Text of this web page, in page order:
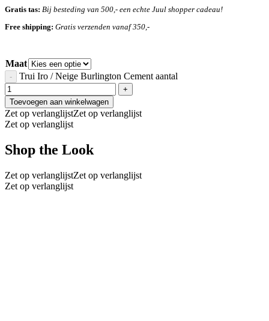
Gratis tas: Bij besteding van 500,- een echte Juul shopper cadeau!
Free shipping: Gratis verzenden vanaf 350,-
Maat
Trui Iro / Neige Burlington Cement aantal
Toevoegen aan winkelwagen
Zet op verlanglijstZet op verlanglijst
Zet op verlanglijst
Shop the Look
Zet op verlanglijstZet op verlanglijst
Zet op verlanglijst